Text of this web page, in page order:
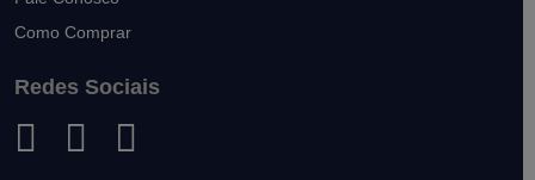
Como Comprar
Redes Sociais